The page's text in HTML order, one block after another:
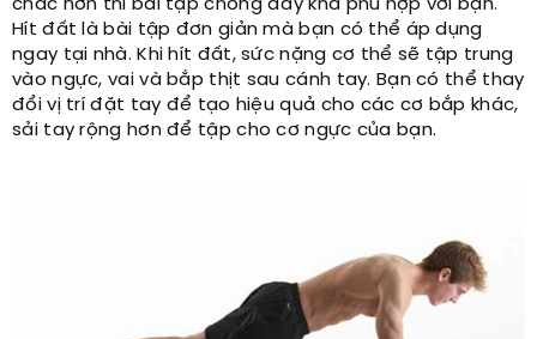
chắc hơn thì bài tập chống đẩy khá phù hợp với bạn.
Hít đất là bài tập đơn giản mà bạn có thể áp dụng
ngay tại nhà. Khi hít đất, sức nặng cơ thể sẽ tập trung
vào ngực, vai và bắp thịt sau cánh tay. Bạn có thể thay
đổi vị trí đặt tay để tạo hiệu quả cho các cơ bắp khác,
sải tay rộng hơn để tập cho cơ ngực của bạn.